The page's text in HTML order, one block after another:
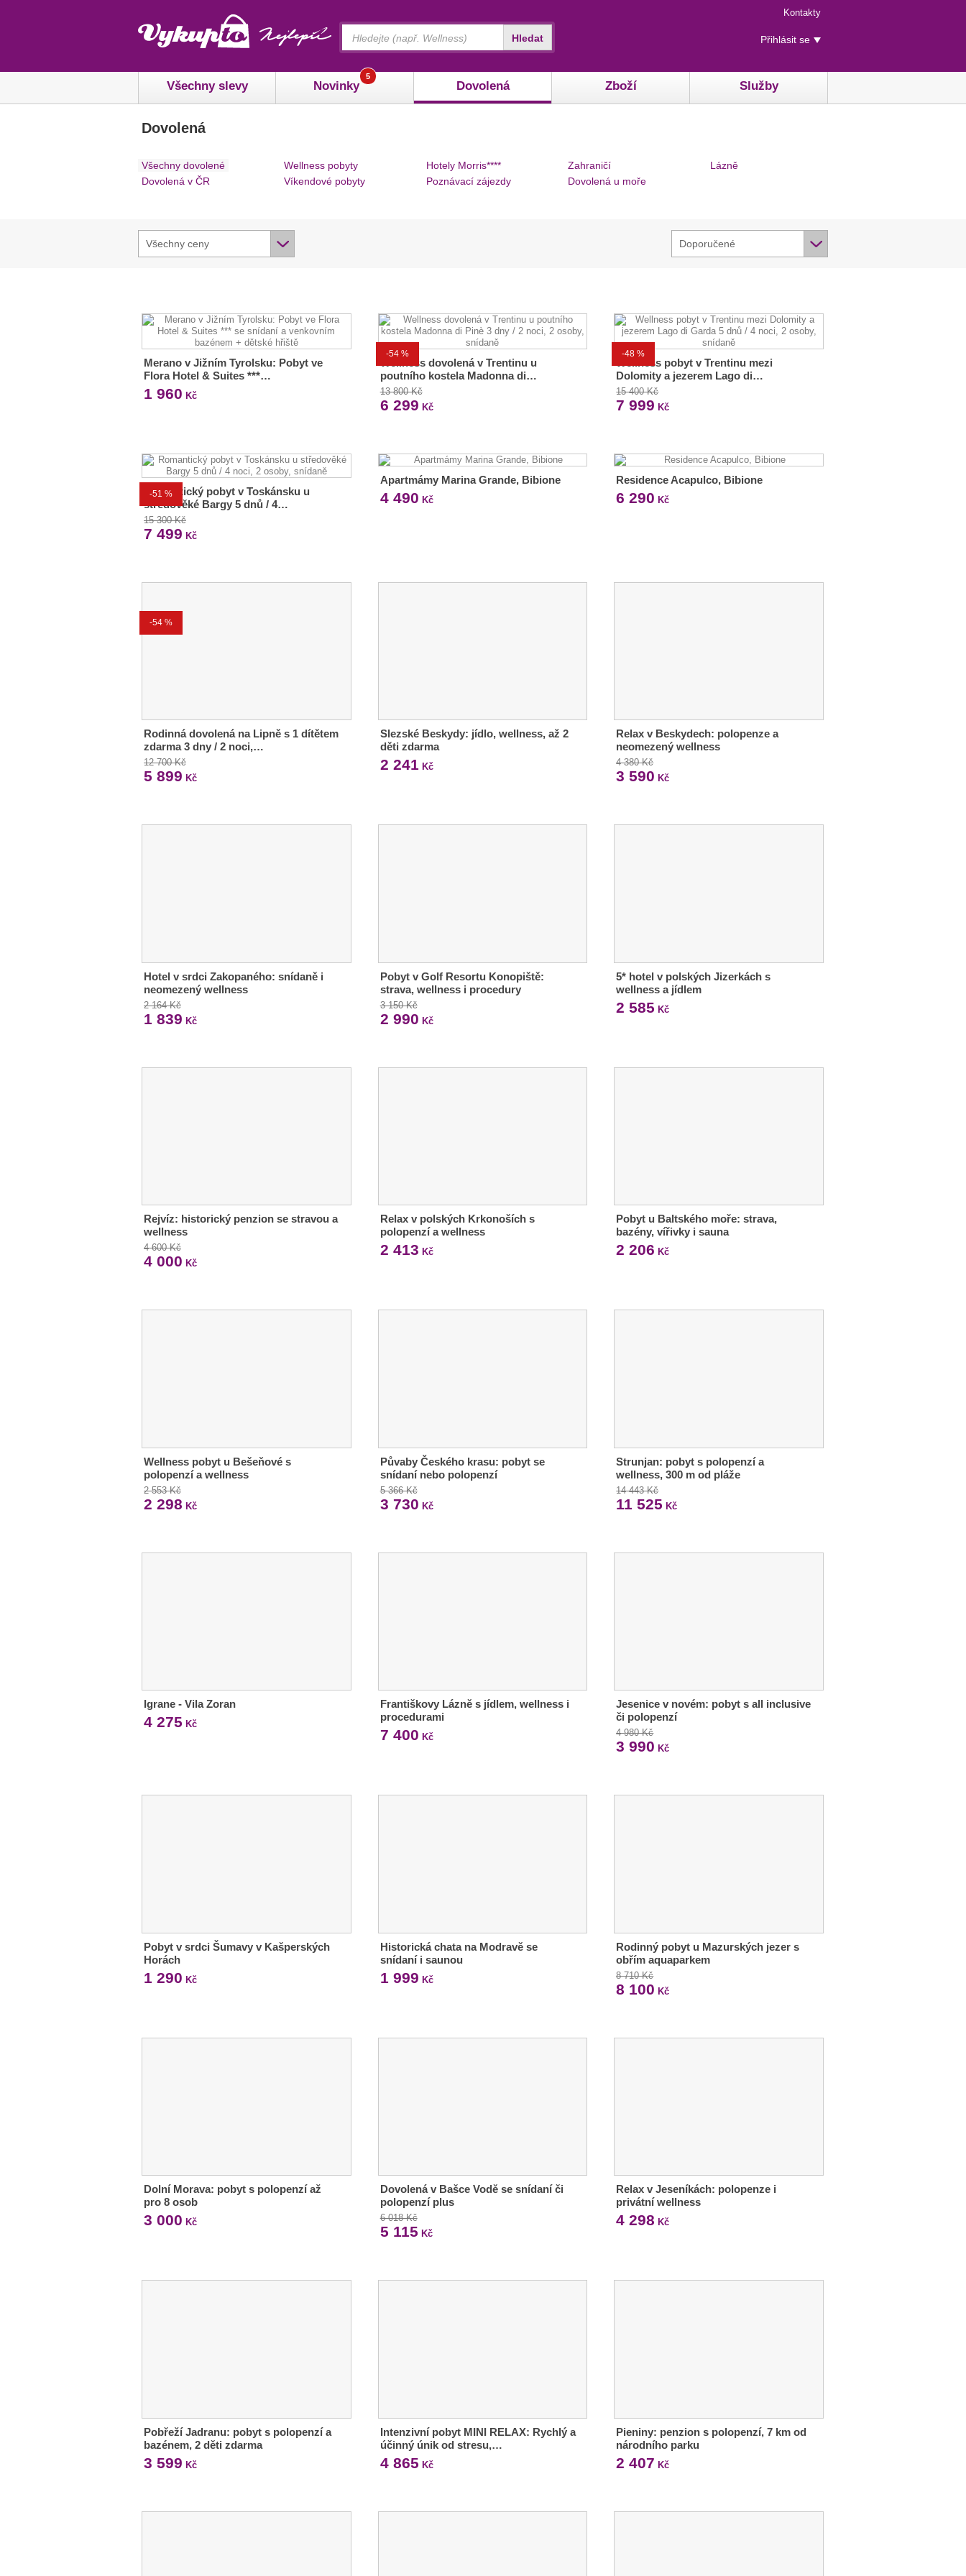
Menu
rychlého
přístupu
Kontakty
Uživatelské
menu
Přihlásit se
Všechny slevy Novinky
5
Dovolená Zboží Služby
Hledat
Dovolená
Všechny dovolené
Dovolená v ČR
Wellness pobyty
Víkendové pobyty
Hotely Morris****
Poznávací zájezdy
Zahraničí
Dovolená u moře
Lázně
Všechny ceny Doporučené
Merano v Jižním Tyrolsku: Pobyt ve
Flora Hotel & Suites ***…
1 960 Kč
-54 %
Wellness dovolená v Trentinu u
poutního kostela Madonna di…
13 800 Kč
6 299 Kč
-48 %
Wellness pobyt v Trentinu mezi
Dolomity a jezerem Lago di…
15 400 Kč
7 999 Kč
-51 %
Romantický pobyt v Toskánsku u
středověké Bargy 5 dnů / 4…
15 300 Kč
7 499 Kč
Apartmámy Marina Grande, Bibione
4 490 Kč
Residence Acapulco, Bibione
6 290 Kč
-54 %
Rodinná dovolená na Lipně s 1 dítětem
zdarma 3 dny / 2 noci,…
12 700 Kč
5 899 Kč
Slezské Beskydy: jídlo, wellness, až 2
děti zdarma
2 241 Kč
Relax v Beskydech: polopenze a
neomezený wellness
4 380 Kč
3 590 Kč
Hotel v srdci Zakopaného: snídaně i
neomezený wellness
2 164 Kč
1 839 Kč
Pobyt v Golf Resortu Konopiště:
strava, wellness i procedury
3 150 Kč
2 990 Kč
5* hotel v polských Jizerkách s
wellness a jídlem
2 585 Kč
Rejvíz: historický penzion se stravou a
wellness
4 600 Kč
4 000 Kč
Relax v polských Krkonoších s
polopenzí a wellness
2 413 Kč
Pobyt u Baltského moře: strava,
bazény, vířivky i sauna
2 206 Kč
Wellness pobyt u Bešeňové s
polopenzí a wellness
2 553 Kč
2 298 Kč
Půvaby Českého krasu: pobyt se
snídaní nebo polopenzí
5 366 Kč
3 730 Kč
Strunjan: pobyt s polopenzí a
wellness, 300 m od pláže
14 443 Kč
11 525 Kč
Igrane - Vila Zoran
4 275 Kč
Františkovy Lázně s jídlem, wellness i
procedurami
7 400 Kč
Jesenice v novém: pobyt s all inclusive
či polopenzí
4 980 Kč
3 990 Kč
Pobyt v srdci Šumavy v Kašperských
Horách
1 290 Kč
Historická chata na Modravě se
snídaní i saunou
1 999 Kč
Rodinný pobyt u Mazurských jezer s
obřím aquaparkem
8 710 Kč
8 100 Kč
Dolní Morava: pobyt s polopenzí až
pro 8 osob
3 000 Kč
Dovolená v Bašce Vodě se snídaní či
polopenzí plus
6 018 Kč
5 115 Kč
Relax v Jeseníkách: polopenze i
privátní wellness
4 298 Kč
Pobřeží Jadranu: pobyt s polopenzí a
bazénem, 2 děti zdarma
3 599 Kč
Intenzivní pobyt MINI RELAX: Rychlý a
účinný únik od stresu,…
4 865 Kč
Pieniny: penzion s polopenzí, 7 km od
národního parku
2 407 Kč